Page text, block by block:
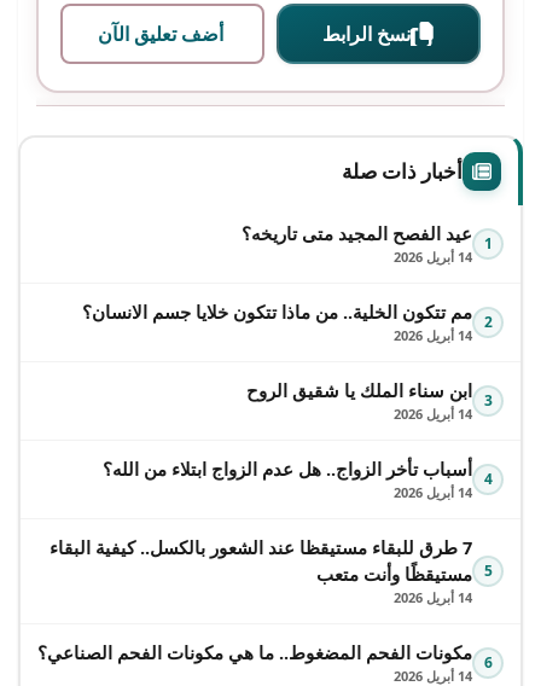
نسخ الرابط أضف تعليق الآن
أخبار ذات صلة
1 عيد الفصح المجيد متى تاريخه؟
14 أبريل 2026
2 مم تتكون الخلية.. من ماذا تتكون خلايا جسم الانسان؟
14 أبريل 2026
3 ابن سناء الملك يا شقيق الروح
14 أبريل 2026
4 أسباب تأخر الزواج.. هل عدم الزواج ابتلاء من الله؟
14 أبريل 2026
5
7 طرق للبقاء مستيقظا عند الشعور بالكسل.. كيفية البقاء
مستيقظًا وأنت متعب
14 أبريل 2026
6 مكونات الفحم المضغوط.. ما هي مكونات الفحم الصناعي؟
14 أبريل 2026